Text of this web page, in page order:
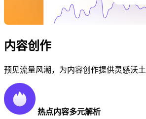
内容创作
预见流量风潮，为内容创作提供灵感沃土
热点内容多元解析